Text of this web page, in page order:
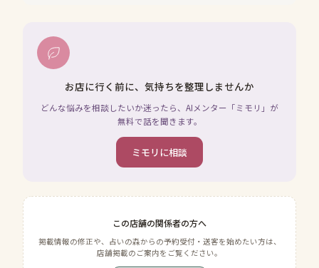
お店に行く前に、気持ちを整理しませんか
どんな悩みを相談したいか迷ったら、AIメンター「ミモリ」が
無料で話を聞きます。
ミモリに相談
この店舗の関係者の方へ
掲載情報の修正や、占いの森からの予約受付・送客を始めたい方は、
店舗掲載のご案内をご覧ください。